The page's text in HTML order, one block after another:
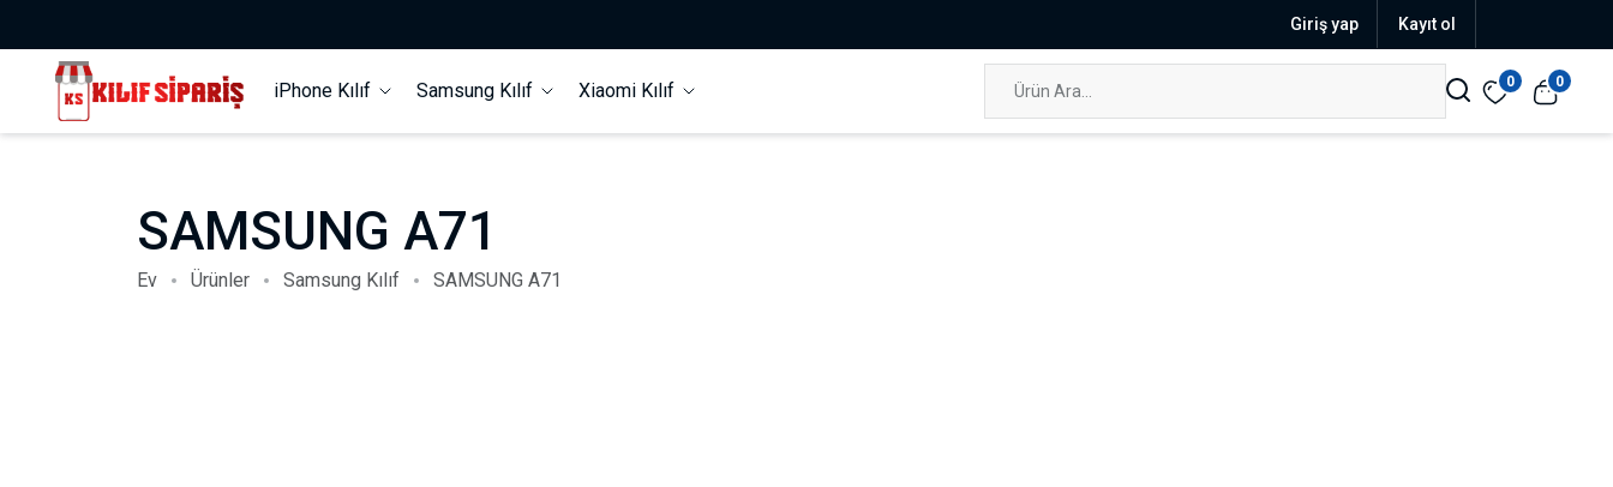
Giriş yap Kayıt ol
iPhone Kılıf Samsung Kılıf Xiaomi Kılıf 0 0
SAMSUNG A71
Ev Ürünler Samsung Kılıf SAMSUNG A71